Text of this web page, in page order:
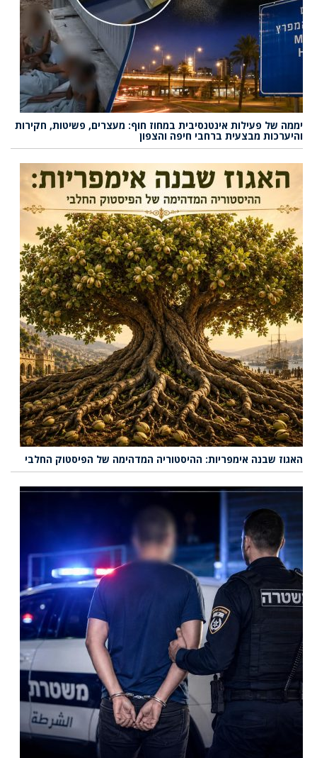
יממה של פעילות אינטנסיבית במחוז חוף: מעצרים, פשיטות, חקירות
והיערכות מבצעית ברחבי חיפה והצפון
האגוז שבנה אימפריות: ההיסטוריה המדהימה של הפיסטוק החלבי